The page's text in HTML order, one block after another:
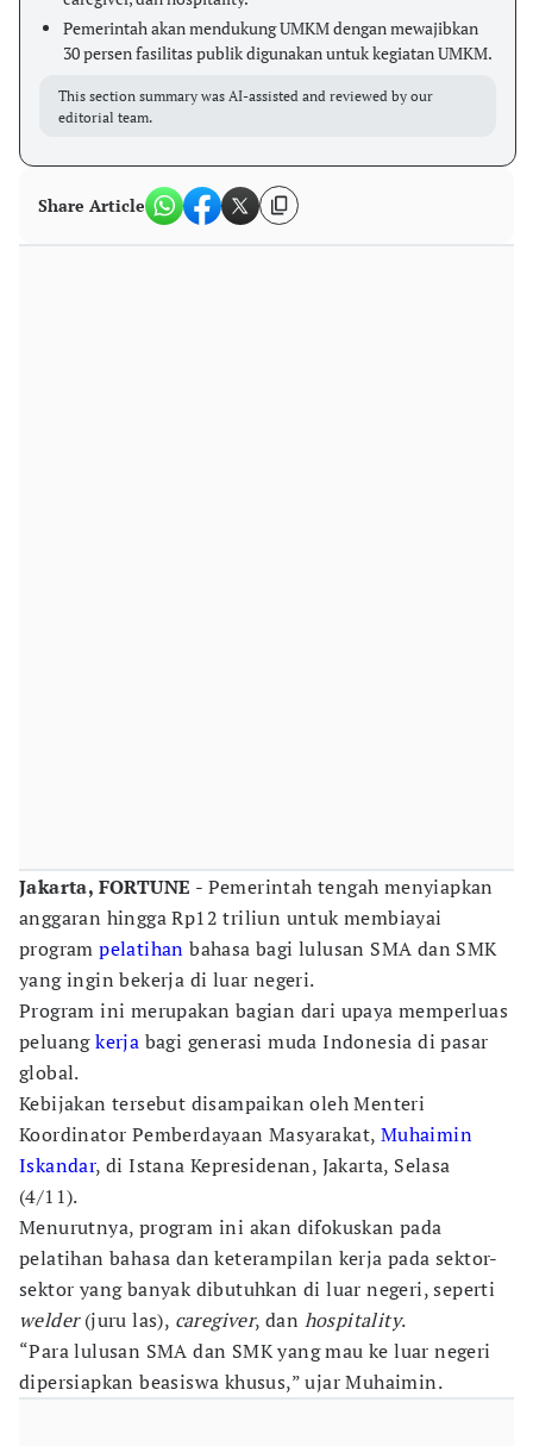
Pemerintah akan mendukung UMKM dengan mewajibkan
30 persen fasilitas publik digunakan untuk kegiatan UMKM.
This section summary was AI-assisted and reviewed by our
editorial team.
Share Article
Jakarta, FORTUNE - Pemerintah tengah menyiapkan
anggaran hingga Rp12 triliun untuk membiayai
programpelatihan bahasa bagi lulusan SMA dan SMK
yang ingin bekerja di luar negeri.
Program ini merupakan bagian dari upaya memperluas
peluangkerja bagi generasi muda Indonesia di pasar
global.
Kebijakan tersebut disampaikan oleh Menteri
Koordinator Pemberdayaan Masyarakat, Muhaimin
Iskandar, di Istana Kepresidenan, Jakarta, Selasa
(4/11).
Menurutnya, program ini akan difokuskan pada
pelatihan bahasa dan keterampilan kerja pada sektor-
sektor yang banyak dibutuhkan di luar negeri, seperti
welder(juru las), caregiver, dan hospitality.
“Para lulusan SMA dan SMK yang mau ke luar negeri
dipersiapkan beasiswa khusus,” ujar Muhaimin.